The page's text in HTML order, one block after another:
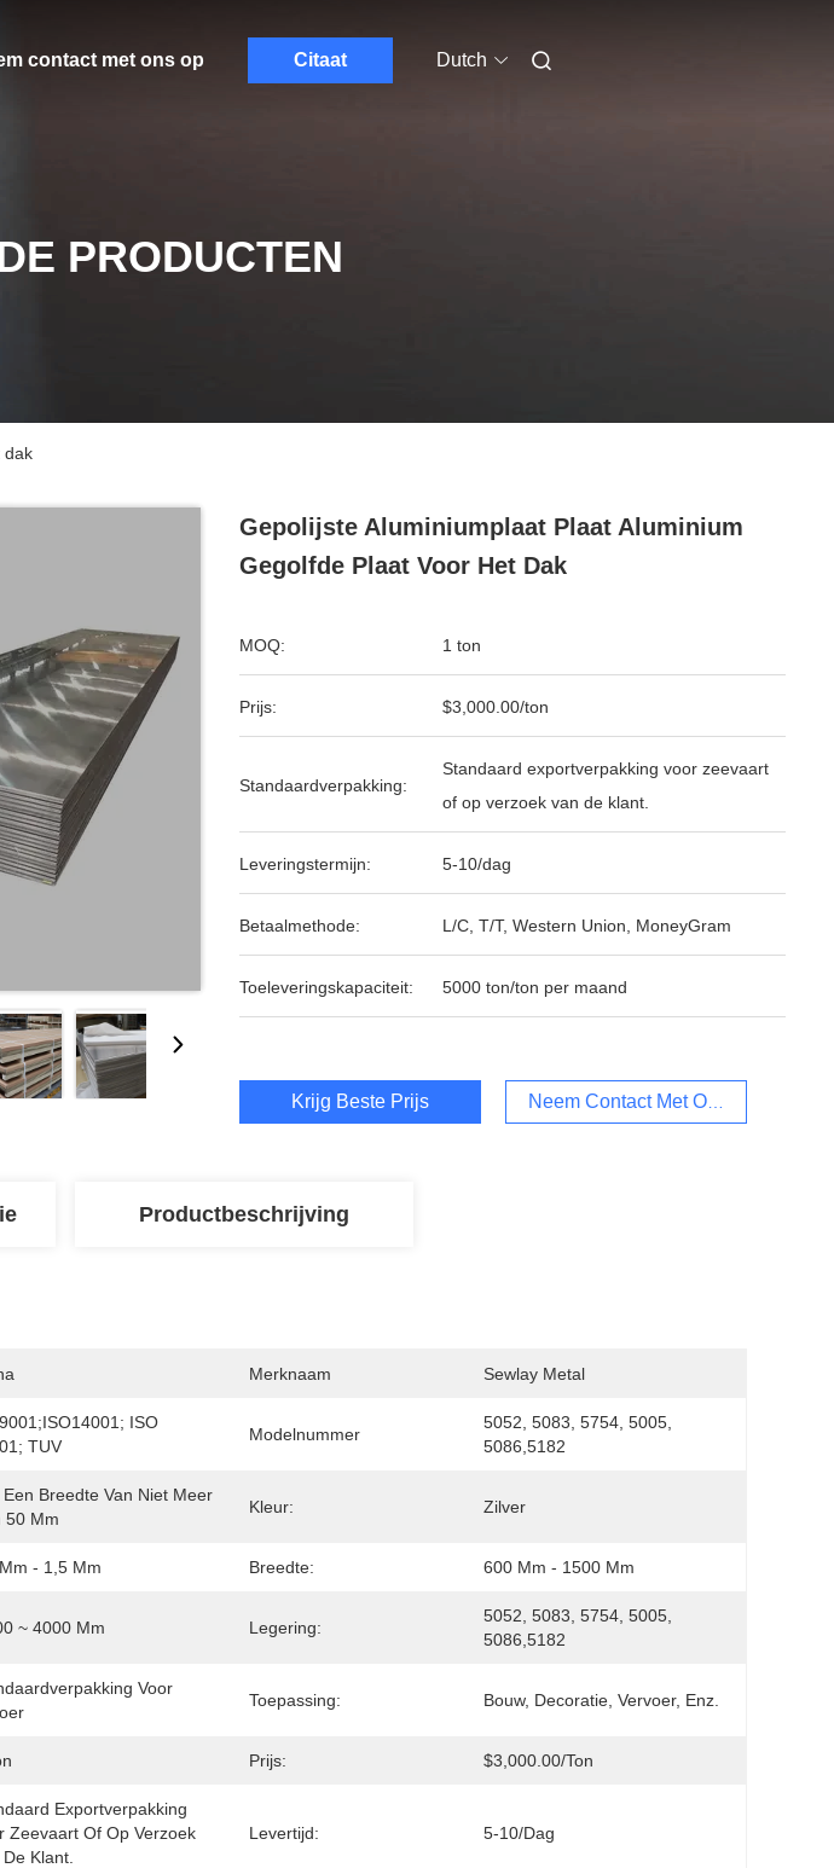
contact met ons op Citaat Dutch
PRODUCTEN
dak
Gepolijste Aluminiumplaat Plaat Aluminium
Gegolfde Plaat Voor Het Dak
MOQ: 1 ton
Prijs: $3,000.00/ton
Standaardverpakking:
Standaard exportverpakking voor zeevaart
of op verzoek van de klant.
Leveringstermijn: 5-10/dag
Betaalmethode: L/C, T/T, Western Union, MoneyGram
Toeleveringskapaciteit: 5000 ton/ton per maand
Krijg Beste Prijs Neem Contact Met Ons Op
Productbeschrijving
Merknaam Sewlay Metal
ISO
TUV
Modelnummer
5052, 5083, 5754, 5005,
5086,5182
Een Breedte Van Niet Meer
50 Mm
Kleur: Zilver
- 1,5 Mm Breedte: 600 Mm - 1500 Mm
~ 4000 Mm Legering:
5052, 5083, 5754, 5005,
5086,5182
Voor
Toepassing: Bouw, Decoratie, Vervoer, Enz.
Prijs: $3,000.00/ton
Exportverpakking
Zeevaart Of Op Verzoek
Klant.
Levertijd: 5-10/dag